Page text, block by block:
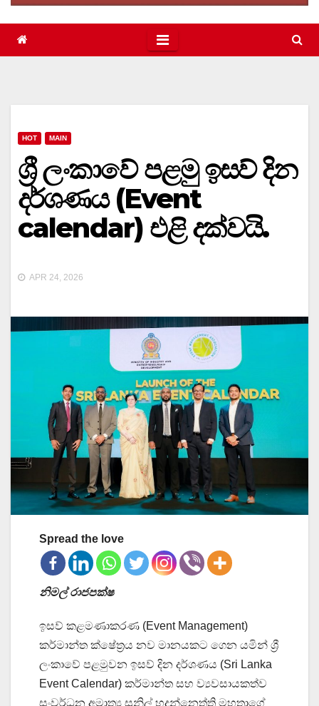
HOT MAIN
ශ්‍රී ලංකාවේ පළමු ඉසව් දින
දර්ශණය (Event
calendar) එළි දක්වයි.
APR 24, 2026
Spread the love
නිමල් රාජපක්ෂ
ඉසව් කළමණාකරණ (Event Management)
කර්මාන්ත ක්ෂේත්‍රය නව මානයකට ගෙන යමින් ශ්‍රී
ලංකාවේ පළමුවන ඉසව් දින දර්ශණය (Sri Lanka
Event Calendar) කර්මාන්ත සහ ව්‍යවසායකත්ව
සංවර්ධන අමාත්‍ය සුනිල් හදුන්නෙත්ති මහතාගේ